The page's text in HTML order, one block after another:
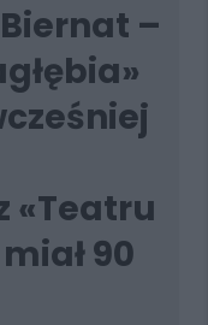
–
«Teatru
90